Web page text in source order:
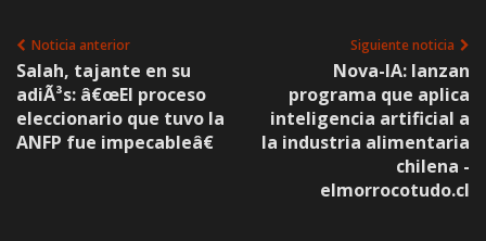
Noticia anterior
Salah, tajante en su
adiÃ³s: â€œEl proceso
eleccionario que tuvo la
ANFP fue impecableâ€
Siguiente noticia
Nova-IA: lanzan
programa que aplica
inteligencia artificial a
la industria alimentaria
chilena -
elmorrocotudo.cl